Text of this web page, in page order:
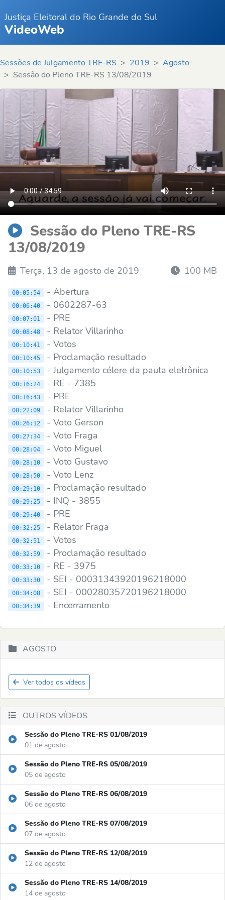
Justiça Eleitoral do Rio Grande do Sul
VideoWeb
Sessões de Julgamento TRE-RS 2019
Agosto
Sessão do Pleno TRE-RS 13/08/2019
Sessão do Pleno TRE-RS
13/08/2019
Terça, 13 de agosto de 2019 100 MB
00:05:54 - Abertura
00:06:40 - 0602287-63
00:07:01 - PRE
00:08:48 - Relator Villarinho
00:10:41 - Votos
00:10:45 - Proclamação resultado
00:10:53 - Julgamento célere da pauta eletrônica
00:16:24 - RE - 7385
00:16:43 - PRE
00:22:09 - Relator Villarinho
00:26:12 - Voto Gerson
00:27:34 - Voto Fraga
00:28:04 - Voto Miguel
00:28:10 - Voto Gustavo
00:28:50 - Voto Lenz
00:29:10 - Proclamação resultado
00:29:25 - INQ - 3855
00:29:40 - PRE
00:32:25 - Relator Fraga
00:32:51 - Votos
00:32:59 - Proclamação resultado
00:33:10 - RE - 3975
00:33:30 - SEI - 00031343920196218000
00:34:08 - SEI - 00028035720196218000
00:34:39 - Encerramento
AGOSTO
Ver todos os vídeos
OUTROS VÍDEOS
Sessão do Pleno TRE-RS 01/08/2019
01 de agosto
Sessão do Pleno TRE-RS 05/08/2019
05 de agosto
Sessão do Pleno TRE-RS 06/08/2019
06 de agosto
Sessão do Pleno TRE-RS 07/08/2019
07 de agosto
Sessão do Pleno TRE-RS 12/08/2019
12 de agosto
Sessão do Pleno TRE-RS 14/08/2019
14 de agosto